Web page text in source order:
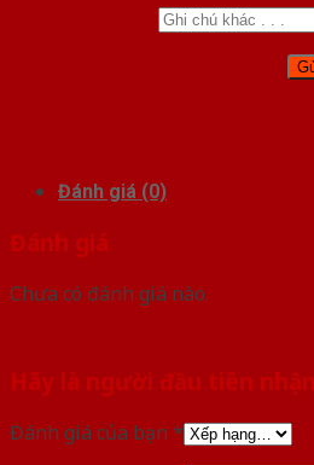
Đánh giá (0)
Đánh giá
Chưa có đánh giá nào.
Hãy là người đầu tiên
Đánh giá của bạn *